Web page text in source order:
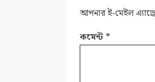
আপনার ই-মেইল
কমেন্ট *